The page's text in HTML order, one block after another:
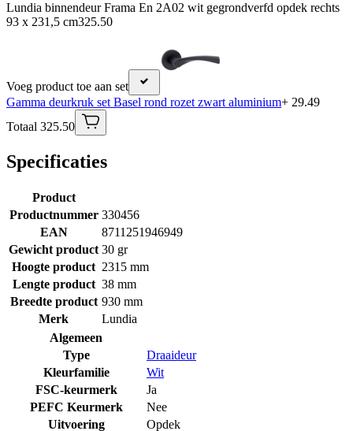
Lundia binnendeur Frama En 2A02 wit gegrondverfd opdek rechts
93 x 231,5 cm325.50
Voeg product toe aan set
Gamma deurkruk set Basel rond rozet zwart aluminium+ 29.49
Totaal 325.50
Specificaties
Product
Productnummer 330456
EAN
8711251946949
Gewicht product 30 gr
Hoogte product 2315 mm
Lengte product 38 mm
Breedte product 930 mm
Merk
Lundia
Algemeen
Type
Draaideur
Kleurfamilie
Wit
FSC-keurmerk
Ja
PEFC Keurmerk
Nee
Uitvoering
Opdek